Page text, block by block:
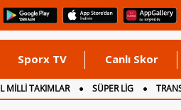
Sporx TV Canlı Skor
MİLLİ TAKIMLAR SÜPER LİG